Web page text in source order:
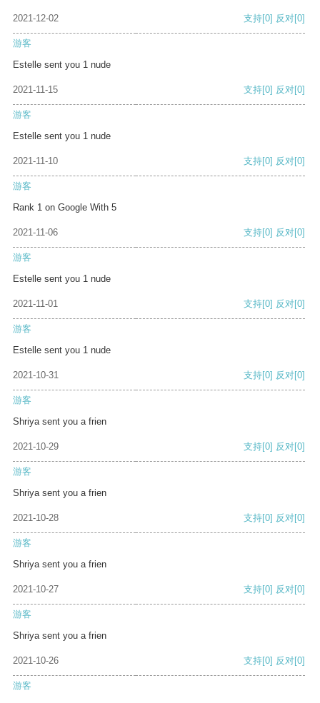
2021-12-02 支持[0] 反对[0]
游客
Estelle sent you 1 nude
2021-11-15 支持[0] 反对[0]
游客
Estelle sent you 1 nude
2021-11-10 支持[0] 反对[0]
游客
Rank 1 on Google With 5
2021-11-06 支持[0] 反对[0]
游客
Estelle sent you 1 nude
2021-11-01 支持[0] 反对[0]
游客
Estelle sent you 1 nude
2021-10-31 支持[0] 反对[0]
游客
Shriya sent you a frien
2021-10-29 支持[0] 反对[0]
游客
Shriya sent you a frien
2021-10-28 支持[0] 反对[0]
游客
Shriya sent you a frien
2021-10-27 支持[0] 反对[0]
游客
Shriya sent you a frien
2021-10-26 支持[0] 反对[0]
游客